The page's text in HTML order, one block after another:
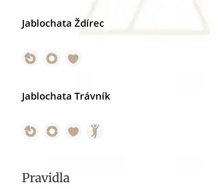
Jablochata Ždírec
Jablochata Trávník
Pravidla